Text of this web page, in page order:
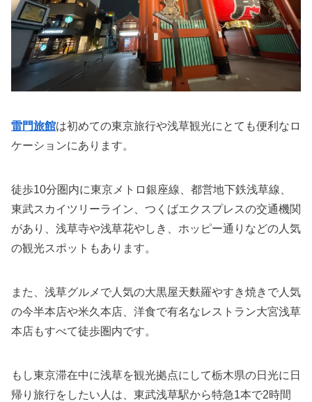
雷門旅館は初めての東京旅行や浅草観光にとても便利なロ
ケーションにあります。
徒歩10分圏内に東京メトロ銀座線、都営地下鉄浅草線、
東武スカイツリーライン、つくばエクスプレスの交通機関
があり、浅草寺や浅草花やしき、ホッピー通りなどの人気
の観光スポットもあります。
また、浅草グルメで人気の大黒屋天麩羅やすき焼きで人気
の今半本店や米久本店、洋食で有名なレストラン大宮浅草
本店もすべて徒歩圏内です。
もし東京滞在中に浅草を観光拠点にして栃木県の日光に日
帰り旅行をしたい人は、東武浅草駅から特急1本で2時間